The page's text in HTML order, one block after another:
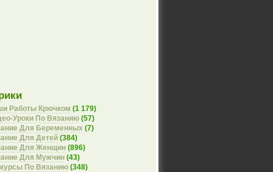
Работы Крючком (1 179)
Уроки По Вязанию (57)
Для Беременных (7)
Для Детей (384)
Для Женщин (896)
Для Мужчин (43)
По Вязанию (348)